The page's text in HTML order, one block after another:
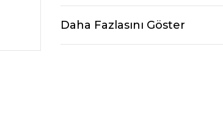
Daha Fazlasını Göster